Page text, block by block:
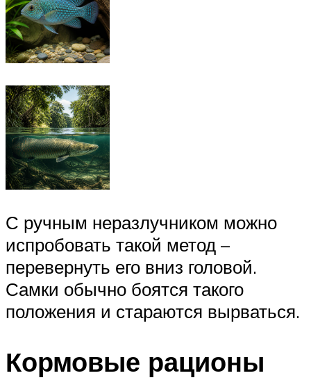
С ручным неразлучником можно
испробовать такой метод –
перевернуть его вниз головой.
Самки обычно боятся такого
положения и стараются вырваться.
Кормовые рационы